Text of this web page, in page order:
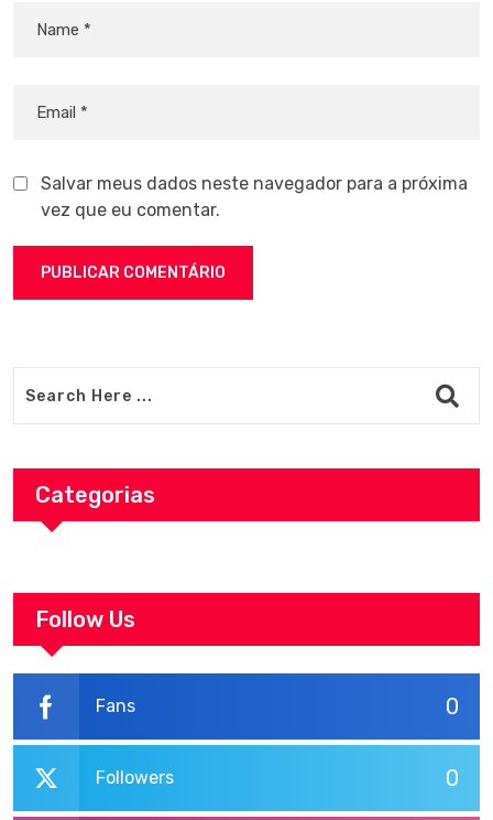
Salvar meus dados neste navegador para a próxima
vez que eu comentar.
Categorias
Follow Us
0
Fans
0
Followers